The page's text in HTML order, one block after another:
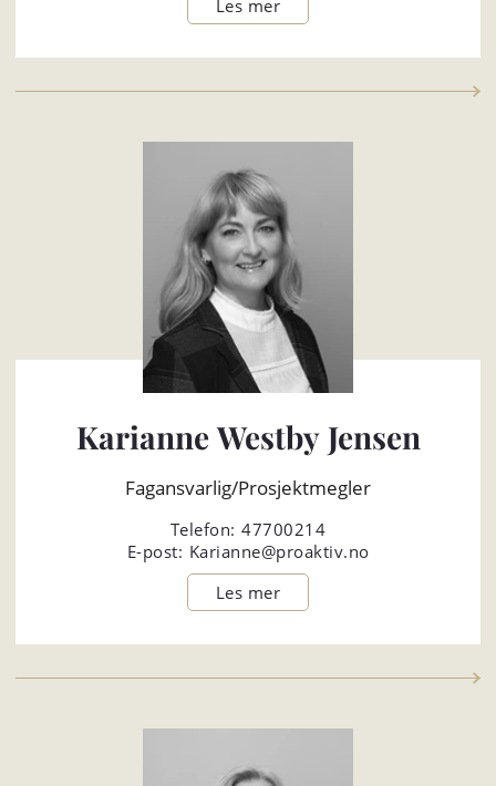
Karianne Westby Jensen
Fagansvarlig/Prosjektmegler
Telefon:47700214
E-post: Karianne@proaktiv.no